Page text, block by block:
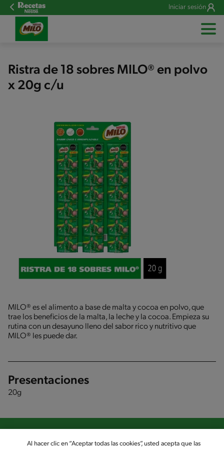
Iniciar sesión
Ristra de 18 sobres MILO® en polvo
x 20g c/u
MILO® es el alimento a base de malta y cocoa en polvo, que
trae los beneficios de la malta, la leche y la cocoa. Empieza su
rutina con un desayuno lleno del sabor rico y nutritivo que
MILO® les puede dar.
Presentaciones
20g
Al hacer clic en “Aceptar todas las cookies”, usted acepta que las